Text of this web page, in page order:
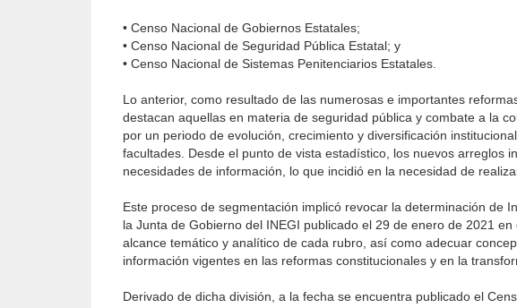
• Censo Nacional de Gobiernos Estatales;
• Censo Nacional de Seguridad Pública Estatal; y
• Censo Nacional de Sistemas Penitenciarios Estatales.
Lo anterior, como resultado de las numerosas e importantes
destacan aquellas en materia de seguridad pública y combate a la
por un periodo de evolución, crecimiento y diversificación
facultades. Desde el punto de vista estadístico, los nuevos arreglos
necesidades de información, lo que incidió en la necesidad de
Este proceso de segmentación implicó revocar la determinación de
la Junta de Gobierno del INEGI publicado el 29 de enero de 2021
alcance temático y analítico de cada rubro, así como adecuar
información vigentes en las reformas constitucionales y en la
Derivado de dicha división, a la fecha se encuentra publicado el